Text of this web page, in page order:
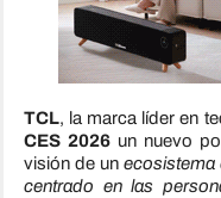
TCL, la marca líder en
CES 2026 un nuevo
visión de un ecosistema
centrado en las